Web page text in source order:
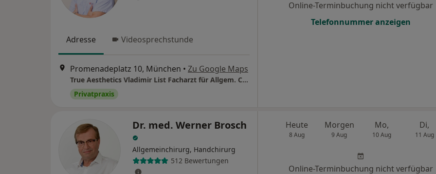
Adresse Videosprechstunde
Promenadeplatz 10, München • Zu Google Maps
True Aesthetics Vladimir List Facharzt für Allgem. Chirurgie
Privatpraxis
Online-Terminbuchung nicht verfügbar
Telefonnummer anzeigen
Dr. med. Werner Brosch
Allgemeinchirurg, Handchirurg
512 Bewertungen
Heute
8 Aug
Morgen
9 Aug
Mo,
10 Aug
Di,
11 Aug
Online-Terminbuchung nicht verfügbar